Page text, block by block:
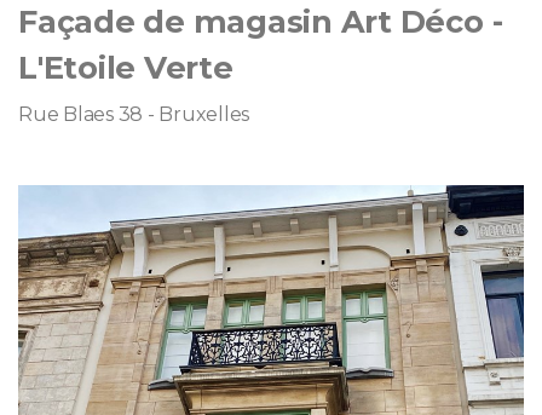
Façade de magasin Art Déco -
L'Etoile Verte
Rue Blaes 38 - Bruxelles